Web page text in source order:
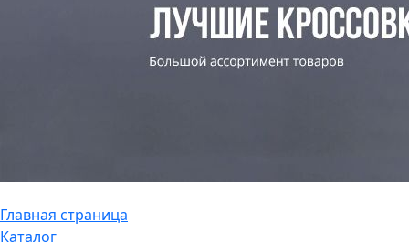
Главная страница
Каталог